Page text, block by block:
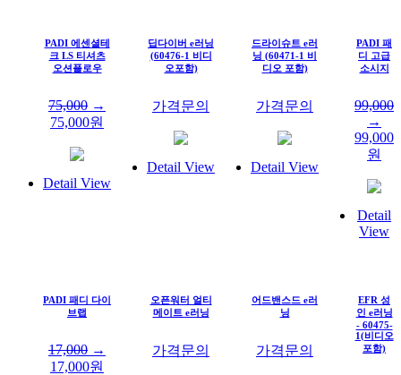
PADI 에센셜테
크 LS 티셔츠
오션플로우
75,000 →
75,000원
Detail View
딥다이버 e러닝
(60476-1 비디
오포함)
가격문의
Detail View
드라이슈트 e러
닝 (60471-1 비
디오 포함)
가격문의
Detail View
PADI 패
디 고급
소시지
99,000
→
99,000
원
Detail
View
PADI 패디 다이
브랩
17,000 →
17,000원
오픈워터 얼티
메이트 e러닝
가격문의
어드밴스드 e러
닝
가격문의
EFR 성
인 e러닝
- 60475-
1(비디오
포함)